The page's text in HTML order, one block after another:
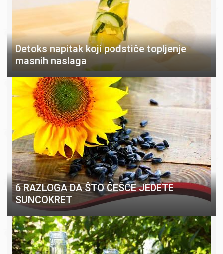
Detoks napitak koji podstiče topljenje
masnih naslaga
6 RAZLOGA DA ŠTO ČEŠĆE JEDETE
SUNCOKRET